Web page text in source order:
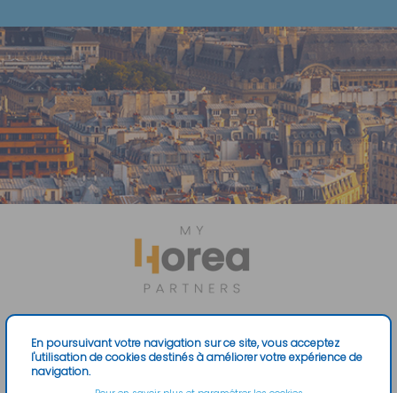
Vous avez déjà activé votre compte ?
Code d'accès
En poursuivant votre navigation sur ce site, vous acceptez
l'utilisation de cookies destinés à améliorer votre expérience de
navigation.